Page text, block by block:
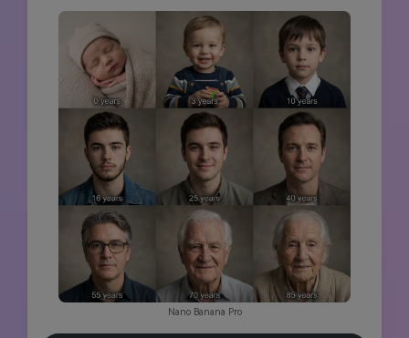
anni); [Griglia 5] Giovane adulto (25 anni); [Griglia 6] adulto
(40 anni); [Griglia 7] di mezza età (55 anni); [Griglia 8] Senior
(70 anni); [Griglia 9] Anziani (85 anni). Struttura ossea del viso
costante e caratteristiche identificative durante tutto il
processo di invecchiamento, progressione naturale
dell'invecchiamento, espressioni neutre simili, illuminazione
morbida per ritratti, fotografia documentaria professionale,
qualità iperrealistica 8K, perfetta coerenza del carattere per
tutta la durata della vita.
Nano Banana Pro